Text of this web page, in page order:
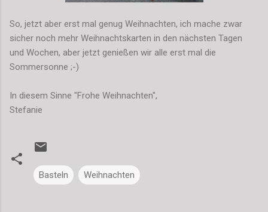
So, jetzt aber erst mal genug Weihnachten, ich mache zwar
sicher noch mehr Weihnachtskarten in den nächsten Tagen
und Wochen, aber jetzt genießen wir alle erst mal die
Sommersonne ;-)
In diesem Sinne "Frohe Weihnachten",
Stefanie
Basteln Weihnachten